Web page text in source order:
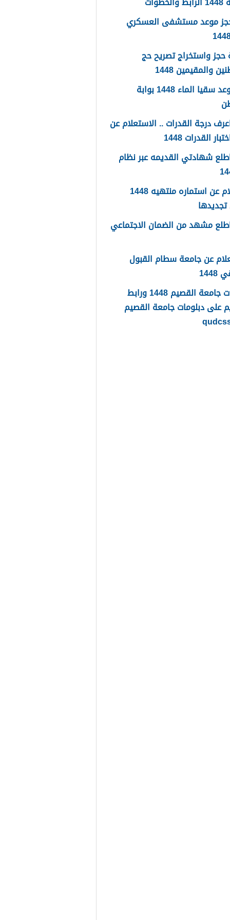
موعد مستشفى العسكري
حجز واستخراج تصريح حج
والمقيمين 1448
حجز موعد سقيا الماء 1448 بوابة
درجة القدرات .. الاستعلام عن
القدرات 1448
شهادتي القديمه عبر نظام
استعلام عن استماره منتهيه 1448
مشهد من الضمان الاجتماعي
عن جامعة سطام القبول
دبلومات جامعة القصيم 1448 ورابط
على دبلومات جامعة القصيم